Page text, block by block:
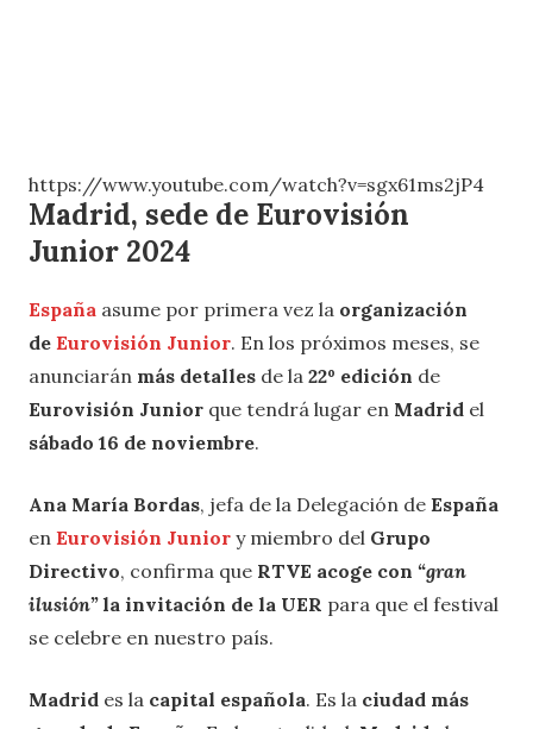
https://www.youtube.com/watch?v=sgx61ms2jP4
Madrid, sede de Eurovisión
Junior 2024
España asume por primera vez la organización
de Eurovisión Junior. En los próximos meses, se
anunciarán más detalles de la 22º edición de
Eurovisión Junior que tendrá lugar en Madrid el
sábado 16 de noviembre.
Ana María Bordas, jefa de la Delegación de España
en Eurovisión Junior y miembro del Grupo
Directivo, confirma que RTVE acoge con “gran
ilusión”la invitación de la UER para que el festival
se celebre en nuestro país.
Madrid es la capital española. Es la ciudad más